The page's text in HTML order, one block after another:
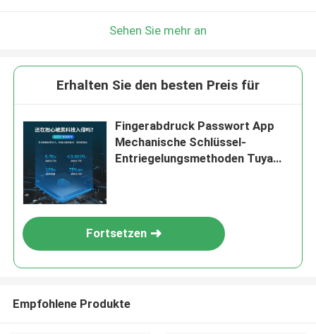
Sehen Sie mehr an
Erhalten Sie den besten Preis für
Fingerabdruck Passwort App
Mechanische Schlüssel-
Entriegelungsmethoden Tuya
Fortsetzen
Empfohlene Produkte